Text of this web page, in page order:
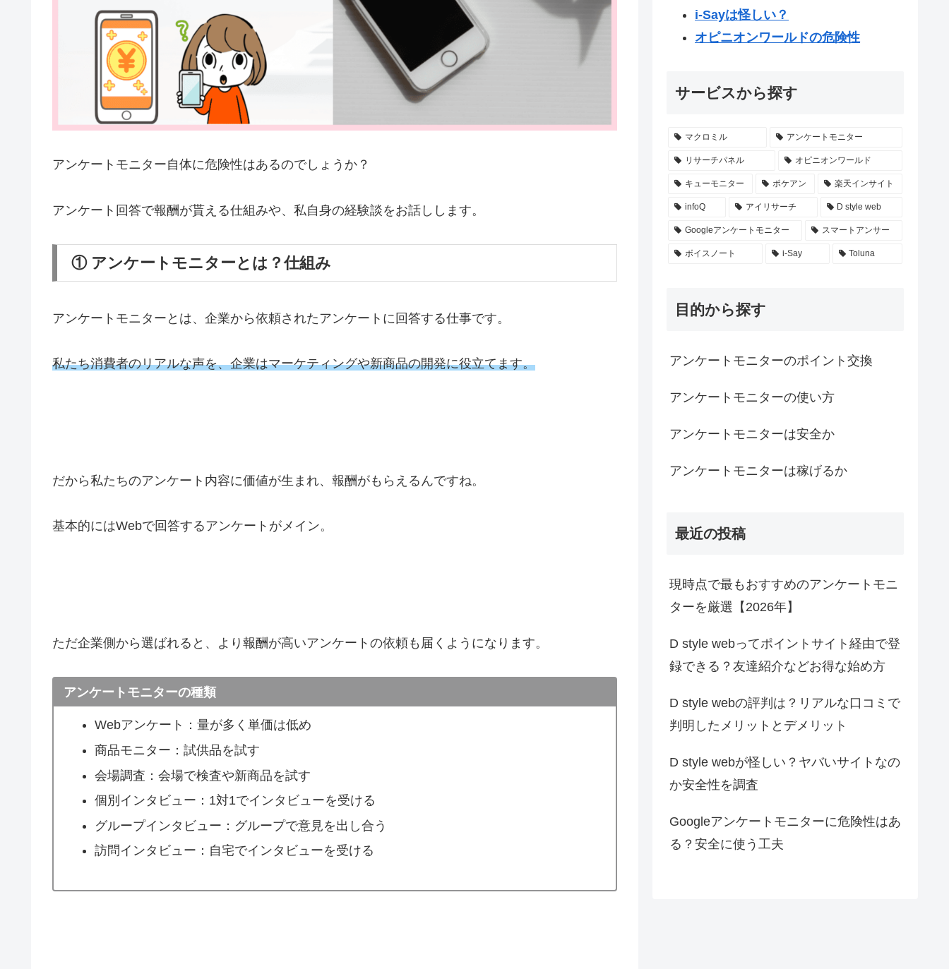
アンケートモニター自体に危険性はあるのでしょうか？
アンケート回答で報酬が貰える仕組みや、私自身の経験談をお話しします。
① アンケートモニターとは？仕組み
アンケートモニターとは、企業から依頼されたアンケートに回答する仕事です。
私たち消費者のリアルな声を、企業はマーケティングや新商品の開発に役立てます。
だから私たちのアンケート内容に価値が生まれ、報酬がもらえるんですね。
基本的にはWebで回答するアンケートがメイン。
ただ企業側から選ばれると、より報酬が高いアンケートの依頼も届くようになります。
アンケートモニターの種類
Webアンケート：量が多く単価は低め
商品モニター：試供品を試す
会場調査：会場で検査や新商品を試す
個別インタビュー：1対1でインタビューを受ける
グループインタビュー：グループで意見を出し合う
訪問インタビュー：自宅でインタビューを受ける
i-Sayは怪しい？
オピニオンワールドの危険性
サービスから探す
マクロミル アンケートモニター
リサーチパネル オピニオンワールド
キューモニター ポケアン 楽天インサイト
infoQ アイリサーチ D style web
Googleアンケートモニター スマートアンサー
ボイスノート i-Say Toluna
目的から探す
アンケートモニターのポイント交換
アンケートモニターの使い方
アンケートモニターは安全か
アンケートモニターは稼げるか
最近の投稿
現時点で最もおすすめのアンケートモニ
ターを厳選【2026年】
D style webってポイントサイト経由で登
録できる？友達紹介などお得な始め方
D style webの評判は？リアルな口コミで
判明したメリットとデメリット
D style webが怪しい？ヤバいサイトなの
か安全性を調査
Googleアンケートモニターに危険性はあ
る？安全に使う工夫